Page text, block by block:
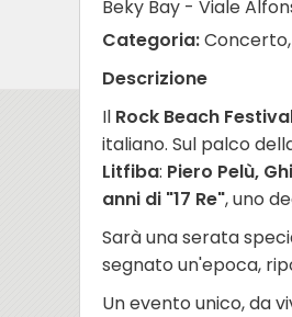
Beky Bay - Viale
Categoria:
Descrizione
Il Rock Beach
italiano. Sul palco
Litfiba: Piero Pelù,
anni di "17 Re", uno
Sarà una serata
segnato un'epoca,
Un evento unico, da